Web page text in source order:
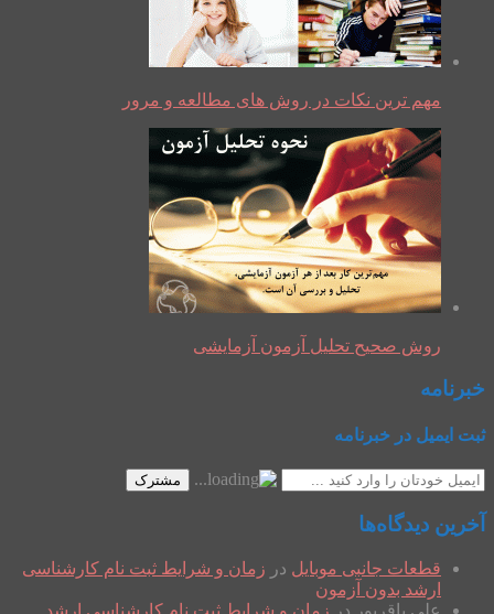
مهم ترین نکات در روش های مطالعه و مرور
روش صحیح تحلیل آزمون آزمایشی
خبرنامه
ثبت ایمیل در خبرنامه
مشترک
آخرین دیدگاه‌ها
قطعات جانبی موبایل در زمان و شرایط ثبت نام کارشناسی
ارشد بدون آزمون
علی باقرپور در زمان و شرایط ثبت نام کارشناسی ارشد